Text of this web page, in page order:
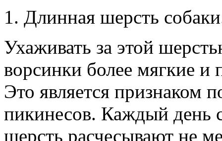
Длинная шерсть
Ухаживать за этой
ворсинки более мягкие и
Это является признаком
пикинесов. Каждый день
шерсть расчесывают не